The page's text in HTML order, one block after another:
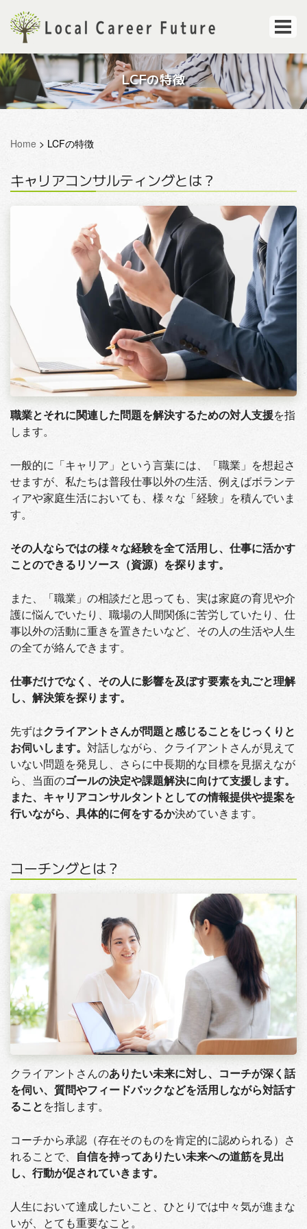
LCFの特徴
Home > LCFの特徴
キャリアコンサルティングとは？
職業とそれに関連した問題を解決するための対人支援を指
します。
一般的に「キャリア」という言葉には、「職業」を想起さ
せますが、私たちは普段仕事以外の生活、例えばボランテ
ィアや家庭生活においても、様々な「経験」を積んでいま
す。
その人ならではの様々な経験を全て活用し、仕事に活かす
ことのできるリソース（資源）を探ります。
また、「職業」の相談だと思っても、実は家庭の育児や介
護に悩んでいたり、職場の人間関係に苦労していたり、仕
事以外の活動に重きを置きたいなど、その人の生活や人生
の全てが絡んできます。
仕事だけでなく、その人に影響を及ぼす要素を丸ごと理解
し、解決策を探ります。
先ずはクライアントさんが問題と感じることをじっくりと
お伺いします。 対話しながら、クライアントさんが見えて
いない問題を発見し、さらに中長期的な目標を見据えなが
ら、当面のゴールの決定や課題解決に向けて支援します。
また、キャリアコンサルタントとしての情報提供や提案を
行いながら、具体的に何をするか決めていきます。
コーチングとは？
クライアントさんのありたい未来に対し、コーチが深く話
を伺い、質問やフィードバックなどを活用しながら対話す
ることを指します。
コーチから承認（存在そのものを肯定的に認められる）さ
れることで、 自信を持ってありたい未来への道筋を見出
し、行動が促されていきます。
人生において達成したいこと、ひとりでは中々気が進まな
いが、とても重要なこと。